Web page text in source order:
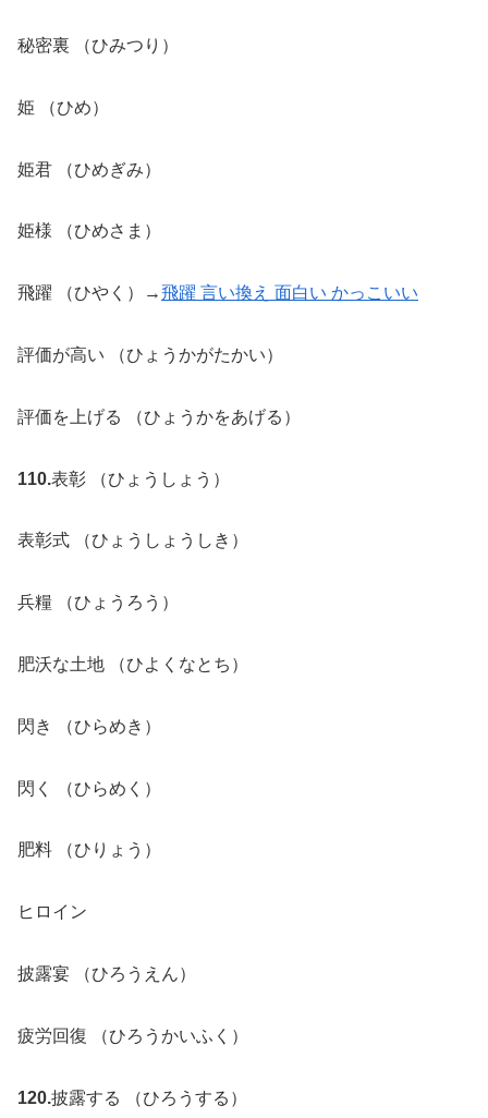
秘密裏 （ひみつり）
姫 （ひめ）
姫君 （ひめぎみ）
姫様 （ひめさま）
飛躍 （ひやく）→飛躍 言い換え 面白い かっこいい
評価が高い （ひょうかがたかい）
評価を上げる （ひょうかをあげる）
110.表彰 （ひょうしょう）
表彰式 （ひょうしょうしき）
兵糧 （ひょうろう）
肥沃な土地 （ひよくなとち）
閃き （ひらめき）
閃く （ひらめく）
肥料 （ひりょう）
ヒロイン
披露宴 （ひろうえん）
疲労回復 （ひろうかいふく）
120.披露する （ひろうする）